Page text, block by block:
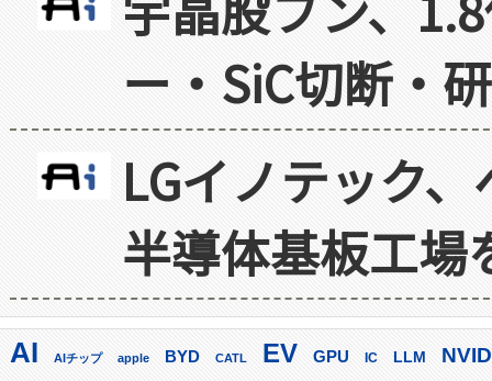
ー・SiC切断・
LGイノテック
半導体基板工場
AI AIチップ apple BYD CATL EV GPU IC LLM